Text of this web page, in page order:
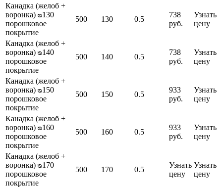
Канадка (желоб +
воронка) ᴓ130
порошковое
покрытие
500 130 0.5
738
руб.
Узнать
цену
Канадка (желоб +
воронка) ᴓ140
порошковое
покрытие
500 140 0.5
738
руб.
Узнать
цену
Канадка (желоб +
воронка) ᴓ150
порошковое
покрытие
500 150 0.5
933
руб.
Узнать
цену
Канадка (желоб +
воронка) ᴓ160
порошковое
покрытие
500 160 0.5
933
руб.
Узнать
цену
Канадка (желоб +
воронка) ᴓ170
порошковое
покрытие
500 170 0.5
Узнать
цену
Узнать
цену